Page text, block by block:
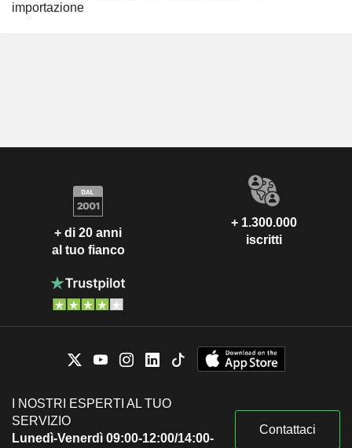
importazione
+ di 20 anni
al tuo fianco
+ 1.300.000
iscritti
I NOSTRI ESPERTI AL TUO
SERVIZIO
Lunedì-Venerdì 09:00-12:00/14:00-
Contattaci